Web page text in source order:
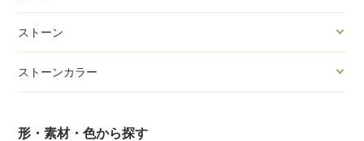
ストーン
ストーンカラー
形・素材・色から探す